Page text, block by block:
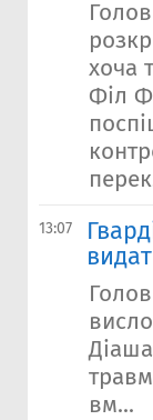
хоча
Філ
13:07
вм...